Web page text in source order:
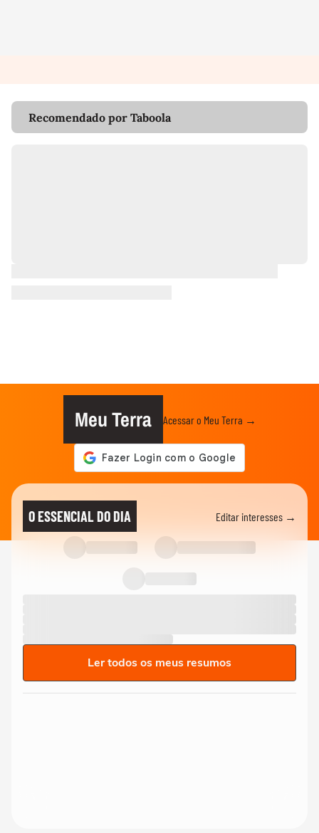
Recomendado por Taboola
Meu Terra Acessar o Meu Terra →
O ESSENCIAL DO DIA Editar interesses →
Ler todos os meus resumos